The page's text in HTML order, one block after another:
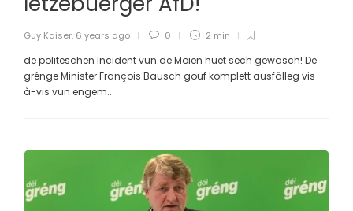
Guy Kaiser, 6 years ago 0 2 min
de politeschen Incident vun de Moien huet sech gewäsch! De
grénge Minister François Bausch gouf komplett ausfälleg vis-
à-vis vun engem...